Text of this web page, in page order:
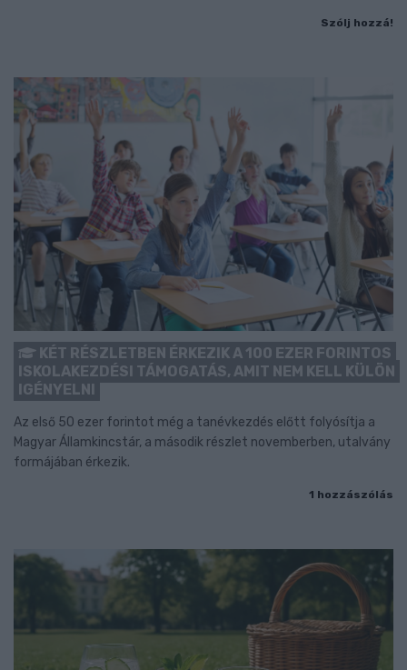
Szólj hozzá!
KÉT RÉSZLETBEN ÉRKEZIK A 100 EZER FORINTOS
ISKOLAKEZDÉSI TÁMOGATÁS, AMIT NEM KELL KÜLÖN
IGÉNYELNI
Az első 50 ezer forintot még a tanévkezdés előtt folyósítja a
Magyar Államkincstár, a második részlet novemberben, utalvány
formájában érkezik.
1 hozzászólás